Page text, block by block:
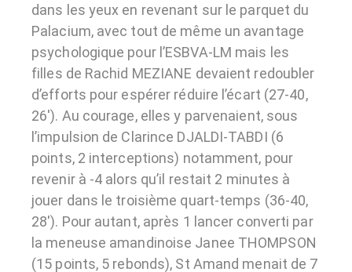
dans les yeux en revenant sur le parquet du
Palacium, avec tout de même un avantage
psychologique pour l’ESBVA-LM mais les
filles de Rachid MEZIANE devaient redoubler
d’efforts pour espérer réduire l’écart (27-40,
26′). Au courage, elles y parvenaient, sous
l’impulsion de Clarince DJALDI-TABDI (6
points, 2 interceptions) notamment, pour
revenir à -4 alors qu’il restait 2 minutes à
jouer dans le troisième quart-temps (36-40,
28′). Pour autant, après 1 lancer converti par
la meneuse amandinoise Janee THOMPSON
(15 points, 5 rebonds), St Amand menait de 7